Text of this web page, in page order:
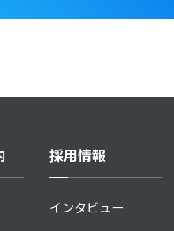
採用情報
インタビュー